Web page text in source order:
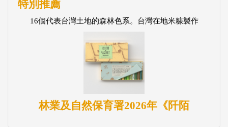
特別推薦
16個代表台灣土地的森林色系。台灣在地米糠製作
林業及自然保育署2026年《阡陌